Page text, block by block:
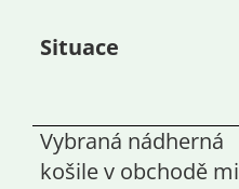
Situace
Vybraná nádherná
košile v obchodě mi